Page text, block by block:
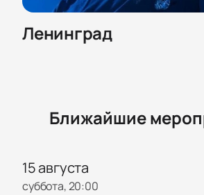
Ленинград
Ближайшие
15 августа
суббота, 20:00